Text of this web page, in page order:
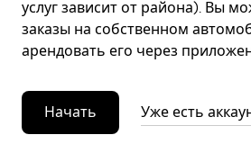
услуг зависит от района). Вы
заказы на собственном
арендовать его через
Начать Уже есть